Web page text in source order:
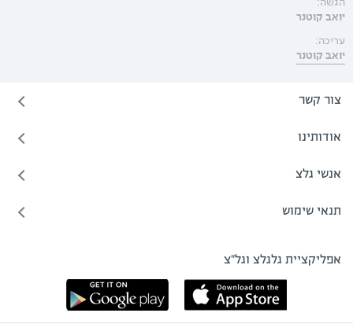
יואב קוטנר
עריכה:
יואב קוטנר
צור קשר
אודותינו
אנשי גלצ
תנאי שימוש
אפליקציית גלגלצ וגל"צ